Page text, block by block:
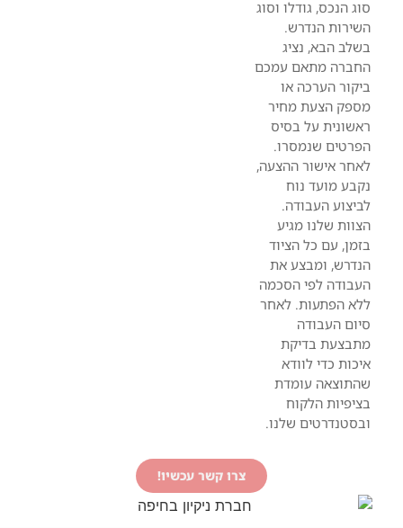
סוג הנכס, גודלו וסוג
השירות הנדרש.
בשלב הבא, נציג
החברה מתאם עמכם
ביקור הערכה או
מספק הצעת מחיר
ראשונית על בסיס
הפרטים שנמסרו.
לאחר אישור ההצעה,
נקבע מועד נוח
לביצוע העבודה.
הצוות שלנו מגיע
בזמן, עם כל הציוד
הנדרש, ומבצע את
העבודה לפי הסכמה
ללא הפתעות. לאחר
סיום העבודה
מתבצעת בדיקת
איכות כדי לוודא
שהתוצאה עומדת
בציפיות הלקוח
ובסטנדרטים שלנו.
צרו קשר עכשיו!